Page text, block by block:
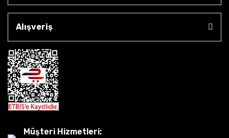
Alışveriş
Müşteri Hizmetleri: